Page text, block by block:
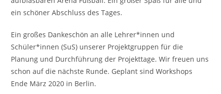
ein schöner Abschluss des Tages.
Ein großes Dankeschön an alle Lehrer*innen und
Schüler*innen (SuS) unserer Projektgruppen für die
Planung und Durchführung der Projekttage. Wir freuen uns
schon auf die nächste Runde. Geplant sind Workshops
Ende März 2020 in Berlin.